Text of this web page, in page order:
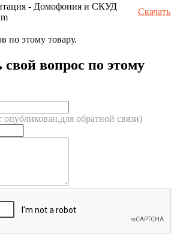
- Домофония и СКУД
Скачать
по этому товару.
свой вопрос по этому
опубликован,для обратной связи)